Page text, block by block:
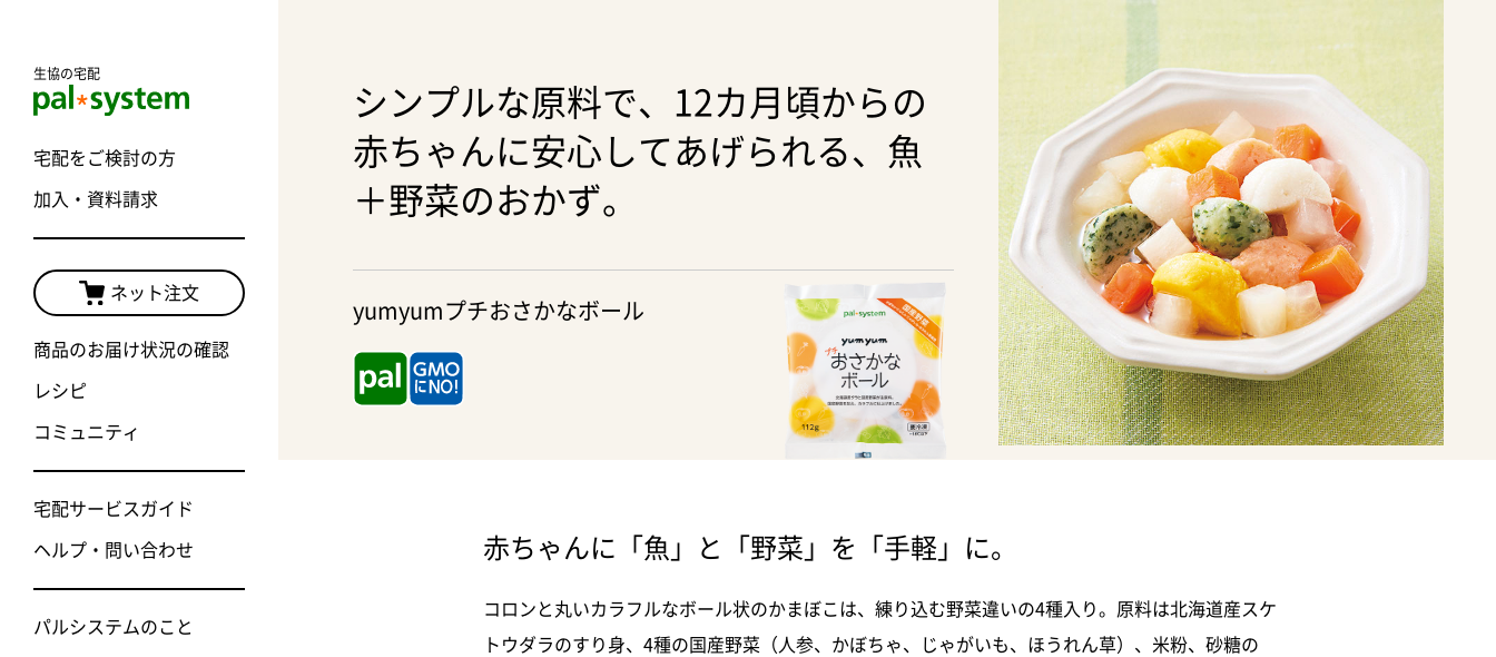
生協の宅配
宅配をご検討の方
加入・資料請求
ネット注文
商品のお届け状況の確認
レシピ
コミュニティ
宅配サービスガイド
ヘルプ・問い合わせ
パルシステムのこと
シンプルな原料で、12カ月頃からの
赤ちゃんに安心してあげられる、魚
＋野菜のおかず。
yumyumプチおさかなボール
赤ちゃんに「魚」と「野菜」を「手軽」に。
コロンと丸いカラフルなボール状のかまぼこは、練り込む野菜違いの4種入り。原料は北海道産スケ
トウダラのすり身、4種の国産野菜（人参、かぼちゃ、じゃがいも、ほうれん草）、米粉、砂糖の